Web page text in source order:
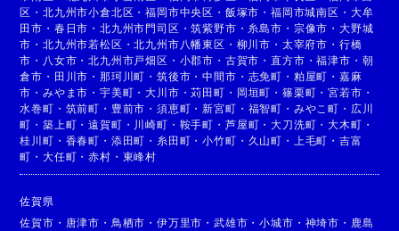
区 ・北九州市小倉北区 ・福岡市中央区 ・ 飯塚市 ・福岡市城南区 ・ 大牟
田市 ・ 春日市 ・北九州市門司区 ・筑紫野市 ・ 糸島市 ・ 宗像市 ・ 大野城
市 ・北九州市若松区 ・北九州市八幡東区 ・ 柳川市 ・ 太宰府市 ・ 行橋
市 ・ 八女市 ・北九州市戸畑区 ・ 小郡市 ・ 古賀市 ・直方市 ・福津市 ・ 朝
倉市 ・ 田川市 ・那珂川町 ・筑後市 ・中間市 ・ 志免町 ・ 粕屋町 ・ 嘉麻
市 ・みやま市 ・宇美町 ・大川市 ・苅田町 ・ 岡垣町 ・ 篠栗町 ・宮若市 ・
水巻町 ・ 筑前町 ・ 豊前市 ・須恵町 ・新宮町 ・ 福智町 ・ みやこ町 ・ 広川
町 ・築上町 ・遠賀町 ・ 川崎町 ・ 鞍手町 ・ 芦屋町 ・大刀洗町 ・大木町 ・
桂川町 ・ 香春町 ・ 添田町 ・ 糸田町 ・小竹町 ・ 久山町 ・ 上毛町 ・ 吉富
町 ・大任町 ・赤村 ・ 東峰村
佐賀県
佐賀市 ・ 唐津市 ・ 鳥栖市 ・伊万里市 ・武雄市 ・小城市 ・ 神埼市 ・ 鹿島